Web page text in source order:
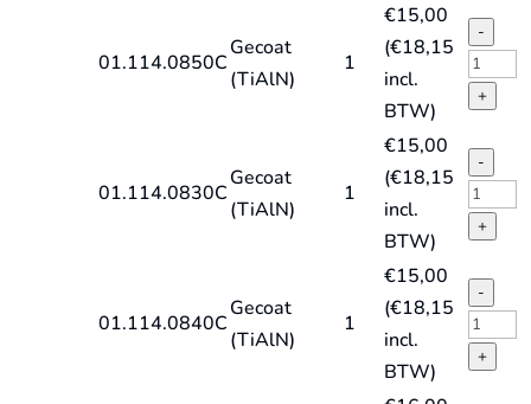
TiAlN
type
HD-
TiAlN
01.114.0850C
Gecoat
(TiAlN)
1
€15,00
(€18,15
incl.
BTW)
-
HSS-
E
type
HD-
TiAlN
+
01.114.0830C
Gecoat
(TiAlN)
1
€15,00
(€18,15
incl.
BTW)
-
HSS-
E
type
HD-
+
01.114.0840C
Gecoat
(TiAlN)
1
€15,00
(€18,15
incl.
BTW)
-
HSS-
E +